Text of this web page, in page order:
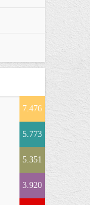
7.476
5.773
5.351
3.920